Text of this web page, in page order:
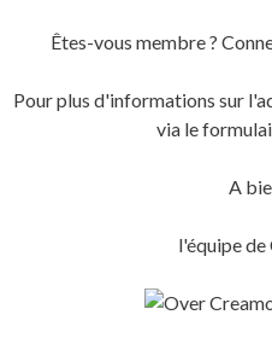
Êtes-vous membre ?
Pour plus d'informations sur
via le
A
l'équipe de